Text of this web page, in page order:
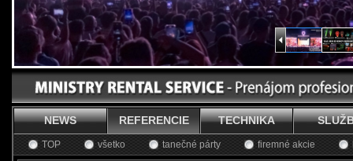
NEWS REFERENCIE TECHNIKA
TOP všetko tanečné párty firemné akcie